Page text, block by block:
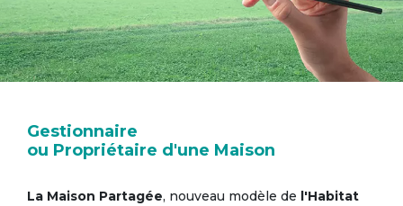
Gestionnaire
ou Propriétaire d'une Maison
La Maison Partagée, nouveau modèle de l'Habitat